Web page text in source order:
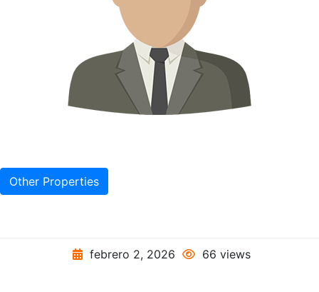
Other Properties
febrero 2, 2026 66 views